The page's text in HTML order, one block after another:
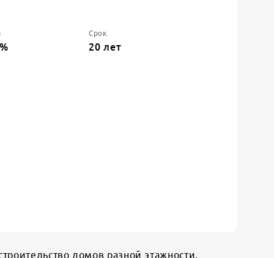
Срок
20 лет
домов разной этажности.